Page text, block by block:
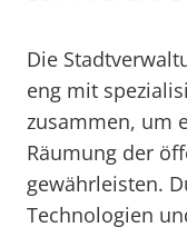
Die
eng mit
zusammen, um
Räumung der
gewährleisten.
Technologien